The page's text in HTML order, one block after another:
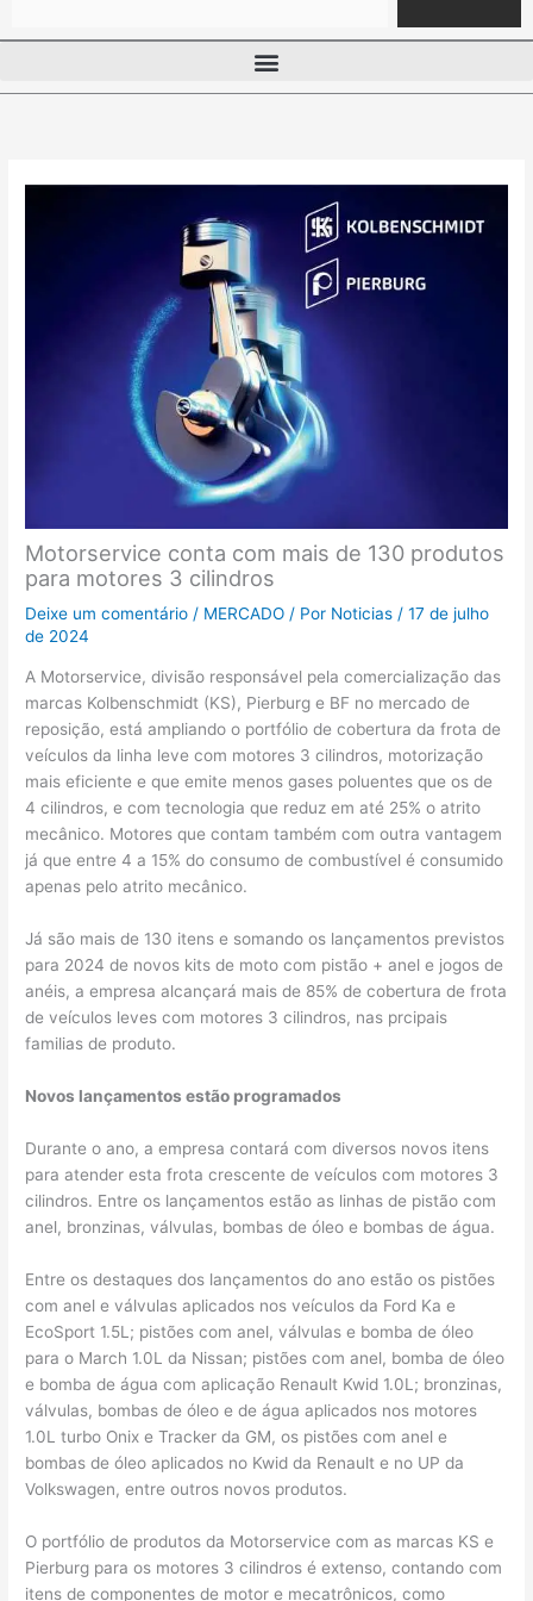
Motorservice conta com mais de 130 produtos
para motores 3 cilindros
Deixe um comentário / MERCADO / Por Noticias /17 de julho
de 2024
A Motorservice, divisão responsável pela comercialização das
marcas Kolbenschmidt (KS), Pierburg e BF no mercado de
reposição, está ampliando o portfólio de cobertura da frota de
veículos da linha leve com motores 3 cilindros, motorização
mais eficiente e que emite menos gases poluentes que os de
4 cilindros, e com tecnologia que reduz em até 25% o atrito
mecânico. Motores que contam também com outra vantagem
já que entre 4 a 15% do consumo de combustível é consumido
apenas pelo atrito mecânico.
Já são mais de 130 itens e somando os lançamentos previstos
para 2024 de novos kits de moto com pistão + anel e jogos de
anéis, a empresa alcançará mais de 85% de cobertura de frota
de veículos leves com motores 3 cilindros, nas prcipais
familias de produto.
Novos lançamentos estão programados
Durante o ano, a empresa contará com diversos novos itens
para atender esta frota crescente de veículos com motores 3
cilindros. Entre os lançamentos estão as linhas de pistão com
anel, bronzinas, válvulas, bombas de óleo e bombas de água.
Entre os destaques dos lançamentos do ano estão os pistões
com anel e válvulas aplicados nos veículos da Ford Ka e
EcoSport 1.5L; pistões com anel, válvulas e bomba de óleo
para o March 1.0L da Nissan; pistões com anel, bomba de óleo
e bomba de água com aplicação Renault Kwid 1.0L; bronzinas,
válvulas, bombas de óleo e de água aplicados nos motores
1.0L turbo Onix e Tracker da GM, os pistões com anel e
bombas de óleo aplicados no Kwid da Renault e no UP da
Volkswagen, entre outros novos produtos.
O portfólio de produtos da Motorservice com as marcas KS e
Pierburg para os motores 3 cilindros é extenso, contando com
itens de componentes de motor e mecatrônicos, como